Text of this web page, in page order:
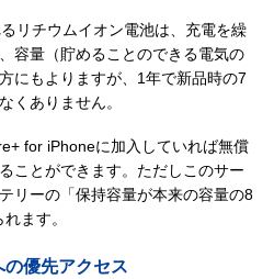
リチウムイオン電池は、充電を繰
容量（貯めることのできる電気の
にもよりますが、1年で新品時の7
くありません。
for iPhoneに加入していれば無償
ことができます。ただしこのサー
リーの「保持容量が本来の容量の8
ます。
優先アクセス